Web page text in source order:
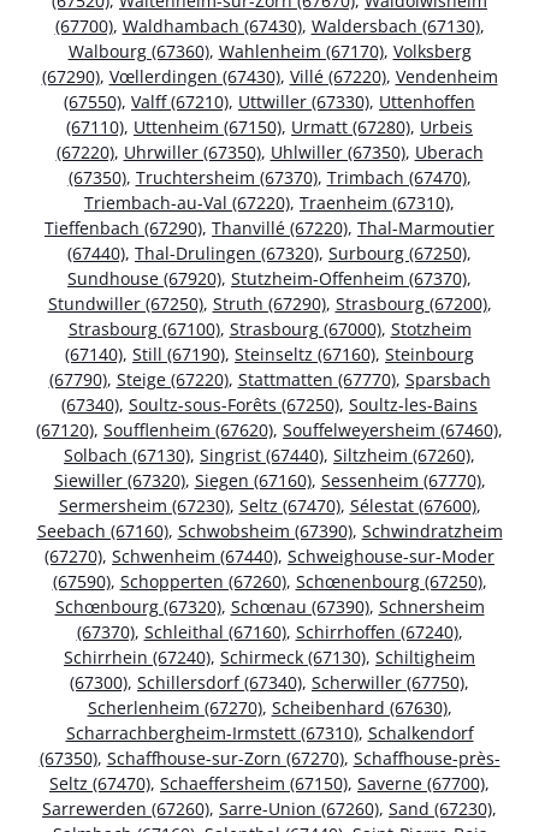
(67700), Waldhambach (67430), Waldersbach (67130),
Walbourg (67360), Wahlenheim (67170), Volksberg
(67290), Vœllerdingen (67430), Villé (67220), Vendenheim
(67550), Valff (67210), Uttwiller (67330), Uttenhoffen
(67110), Uttenheim (67150), Urmatt (67280), Urbeis
(67220), Uhrwiller (67350), Uhlwiller (67350), Uberach
(67350), Truchtersheim (67370), Trimbach (67470),
Triembach-au-Val (67220), Traenheim (67310),
Tieffenbach (67290), Thanvillé (67220), Thal-Marmoutier
(67440), Thal-Drulingen (67320), Surbourg (67250),
Sundhouse (67920), Stutzheim-Offenheim (67370),
Stundwiller (67250), Struth (67290), Strasbourg (67200),
Strasbourg (67100), Strasbourg (67000), Stotzheim
(67140), Still (67190), Steinseltz (67160), Steinbourg
(67790), Steige (67220), Stattmatten (67770), Sparsbach
(67340), Soultz-sous-Forêts (67250), Soultz-les-Bains
(67120), Soufflenheim (67620), Souffelweyersheim (67460),
Solbach (67130), Singrist (67440), Siltzheim (67260),
Siewiller (67320), Siegen (67160), Sessenheim (67770),
Sermersheim (67230), Seltz (67470), Sélestat (67600),
Seebach (67160), Schwobsheim (67390), Schwindratzheim
(67270), Schwenheim (67440), Schweighouse-sur-Moder
(67590), Schopperten (67260), Schœnenbourg (67250),
Schœnbourg (67320), Schœnau (67390), Schnersheim
(67370), Schleithal (67160), Schirrhoffen (67240),
Schirrhein (67240), Schirmeck (67130), Schiltigheim
(67300), Schillersdorf (67340), Scherwiller (67750),
Scherlenheim (67270), Scheibenhard (67630),
Scharrachbergheim-Irmstett (67310), Schalkendorf
(67350), Schaffhouse-sur-Zorn (67270), Schaffhouse-près-
Seltz (67470), Schaeffersheim (67150), Saverne (67700),
Sarrewerden (67260), Sarre-Union (67260), Sand (67230),